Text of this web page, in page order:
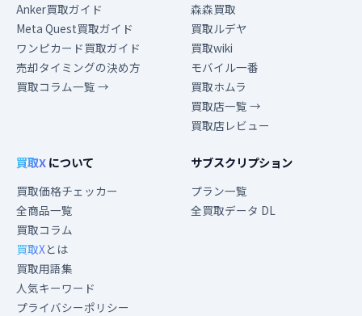
Anker買取ガイド
Meta Quest買取ガイド
ワンピカード買取ガイド
売却タイミングの決め方
買取コラム一覧 →
森森買取
買取ルデヤ
買取wiki
モバイル一番
買取ホムラ
買取店一覧 →
買取店レビュー
買取Xについて
買取価格チェッカー
全商品一覧
買取コラム
買取Xとは
買取用語集
人気キーワード
プライバシーポリシー
サブスクリプション
プラン一覧
全買取データ DL